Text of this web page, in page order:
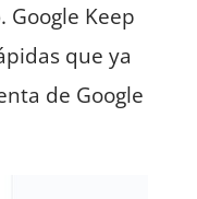
. Google Keep
que ya
de Google